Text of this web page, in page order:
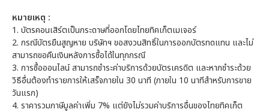
หมายเหตุ :
1. บัตรคอนเสิร์ตเป็นกระดาษที่ออกโดยไทยทิคเก็ตเมเจอร์
2. กรณีบัตรยืนสูญหาย บริษัทฯ ขอสงวนสิทธิ์ในการออกบัตรทดแทน และไม่
สามารถขอคืนเงินหลังการซื้อได้ในทุกกรณี
3. การซื้อออนไลน์ สามารถชำระค่าบริการด้วยบัตรเครดิต และหากชำระด้วย
วิธีอื่นต้องทำรายการให้เสร็จภายใน 30 นาที (ภายใน 10 นาทีสำหรับการขาย
วันแรก)
4. ราคารวมภาษีมูลค่าเพิ่ม 7% แต่ยังไม่รวมค่าบริการอื่นของไทยทิคเก็ต